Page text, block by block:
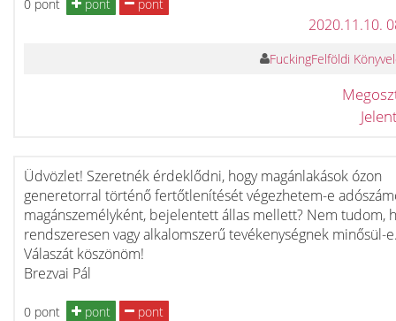
0 pont pont pont
2020.11.10.
FuckingFelföldi
Üdvözlet! Szeretnék érdeklődni, hogy magánlakások ózon
generetorral történő fertőtlenítését végezhetem-e
magánszemélyként, bejelentett állas mellett? Nem tudom,
rendszeresen vagy alkalomszerű tevékenységnek minősül-
Válaszát köszönöm!
Brezvai Pál
0 pont pont pont